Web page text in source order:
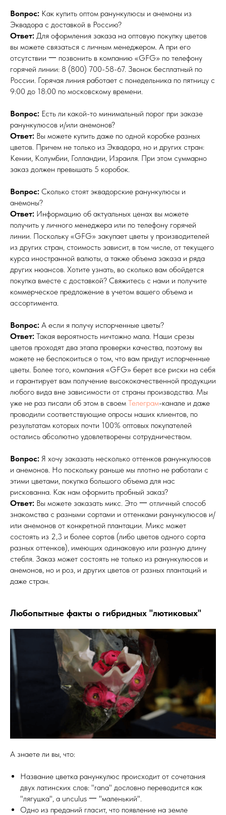
Вопрос: Как купить оптом ранункулюсы и анемоны из
Эквадора с доставкой в Россию?
Ответ: Для оформления заказа на оптовую покупку цветов
вы можете связаться с личным менеджером. А при его
отсутствии 一 позвонить в компанию «GFG» по телефону
горячей линии: 8 (800) 700-58-67. Звонок бесплатный по
России. Горячая линия работает с понедельника по пятницу с
9:00 до 18:00 по московскому времени.
Вопрос: Есть ли какой-то минимальный порог при заказе
ранункулюсов и/или анемонов?
Ответ: Вы можете купить даже по одной коробке разных
цветов. Причем не только из Эквадора, но и других стран:
Кении, Колумбии, Голландии, Израиля. При этом суммарно
заказ должен превышать 5 коробок.
Вопрос: Сколько стоят эквадорские ранункулюсы и
анемоны?
Ответ: Информацию об актуальных ценах вы можете
получить у личного менеджера или по телефону горячей
линии. Поскольку «GFG» закупает цветы у производителей
из других стран, стоимость зависит, в том числе, от текущего
курса иностранной валюты, а также объема заказа и ряда
других нюансов. Хотите узнать, во сколько вам обойдется
покупка вместе с доставкой? Свяжитесь с нами и получите
коммерческое предложение в учетом вашего объема и
ассортимента.
Вопрос: А если я получу испорченные цветы?
Ответ: Такая вероятность ничтожно мала. Наши срезы
цветов проходят два этапа проверки качества, поэтому вы
можете не беспокоиться о том, что вам придут испорченные
цветы. Более того, компания «GFG» берет все риски на себя
и гарантирует вам получение высококачественной продукции
любого вида вне зависимости от страны производства. Мы
уже не раз писали об этом в своем Телеграм-канале и даже
проводили соответствующие опросы наших клиентов, по
результатам которых почти 100% оптовых покупателей
остались абсолютно удовлетворены сотрудничеством.
Вопрос: Я хочу заказать несколько оттенков ранункулюсов
и анемонов. Но поскольку раньше мы плотно не работали с
этими цветами, покупка большого объема для нас
рискованна. Как нам оформить пробный заказ?
Ответ: Вы можете заказать микс. Это 一 отличный способ
знакомства с разными сортами и оттенками ранункулюсов и/
или анемонов от конкретной плантации. Микс может
состоять из 2,3 и более сортов (либо цветов одного сорта
разных оттенков), имеющих одинаковую или разную длину
стебля. Заказ может состоять не только из ранункулюсов и
анемонов, но и роз, и других цветов от разных плантаций и
даже стран.
Любопытные факты о гибридных "лютиковых"
А знаете ли вы, что:
Название цветка ранункулюс происходит от сочетания
двух латинских слов: "rana" дословно переводится как
"лягушка", а unculus 一 "маленький".
Одно из преданий гласит, что появление на земле